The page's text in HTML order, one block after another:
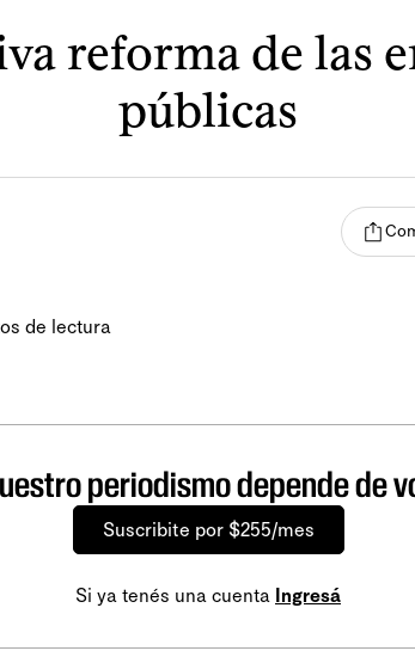
reforma de las
públicas
de lectura
periodismo depende de
Suscribite por $255/mes
Si ya tenés una cuenta Ingresá